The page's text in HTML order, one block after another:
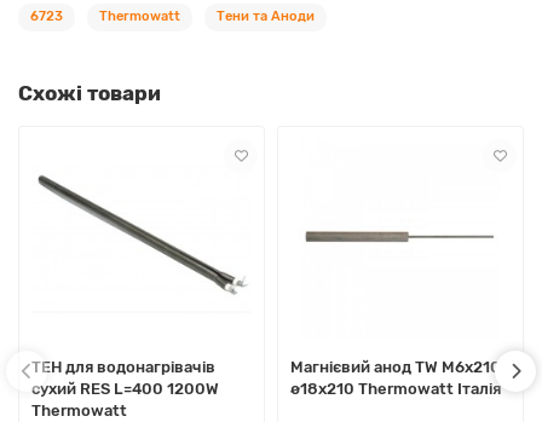
6723 Thermowatt Тени та Аноди
Схожі товари
ТЕН для водонагрівачів
сухий RES L=400 1200W
Thermowatt
Магнієвий анод TW М6х210
ø18х210 Thermowatt Італія